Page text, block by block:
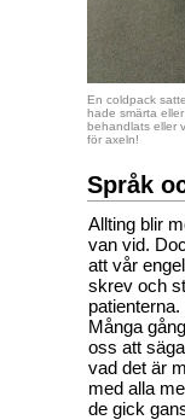
En coldpack
hade smärta
behandlats eller
för axeln!
Språk
Allting blir
van vid.
att vår
skrev och
Många
oss att
vad det är
med alla
de gick